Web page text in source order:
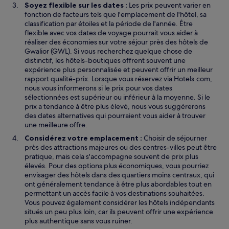
Soyez flexible sur les dates : Les prix peuvent varier en
fonction de facteurs tels que l'emplacement de l'hôtel, sa
classification par étoiles et la période de l'année. Être
flexible avec vos dates de voyage pourrait vous aider à
réaliser des économies sur votre séjour près des hôtels de
Gwalior (GWL). Si vous recherchez quelque chose de
distinctif, les hôtels-boutiques offrent souvent une
expérience plus personnalisée et peuvent offrir un meilleur
rapport qualité-prix. Lorsque vous réservez via Hotels.com,
nous vous informerons si le prix pour vos dates
sélectionnées est supérieur ou inférieur à la moyenne. Si le
prix a tendance à être plus élevé, nous vous suggérerons
des dates alternatives qui pourraient vous aider à trouver
une meilleure offre.
Considérez votre emplacement : Choisir de séjourner
près des attractions majeures ou des centres-villes peut être
pratique, mais cela s'accompagne souvent de prix plus
élevés. Pour des options plus économiques, vous pourriez
envisager des hôtels dans des quartiers moins centraux, qui
ont généralement tendance à être plus abordables tout en
permettant un accès facile à vos destinations souhaitées.
Vous pouvez également considérer les hôtels indépendants
situés un peu plus loin, car ils peuvent offrir une expérience
plus authentique sans vous ruiner.